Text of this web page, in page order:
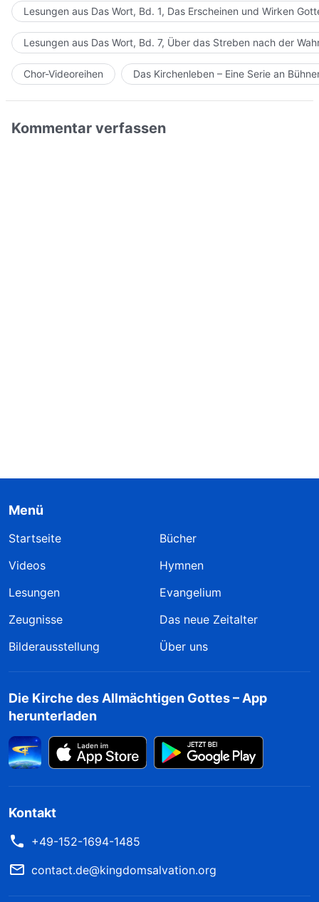
Lesungen aus Das Wort, Bd. 1, Das Erscheinen und Wirken
Lesungen aus Das Wort, Bd. 7, Über das Streben nach der
Chor-Videoreihen Das Kirchenleben – Eine Serie an
Kommentar verfassen
Menü
Startseite
Bücher
Videos
Hymnen
Lesungen
Evangelium
Zeugnisse
Das neue Zeitalter
Bilderausstellung
Über uns
Die Kirche des Allmächtigen Gottes – App
herunterladen
Kontakt
+49-152-1694-1485
contact.de@kingdomsalvation.org